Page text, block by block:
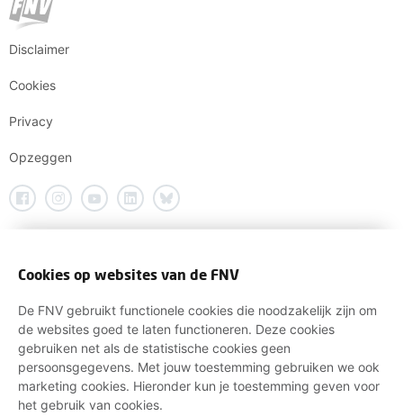
Disclaimer
Cookies
Privacy
Opzeggen
Cookies op websites van de FNV
De FNV gebruikt functionele cookies die noodzakelijk zijn om
de websites goed te laten functioneren. Deze cookies
gebruiken net als de statistische cookies geen
persoonsgegevens. Met jouw toestemming gebruiken we ook
marketing cookies. Hieronder kun je toestemming geven voor
het gebruik van cookies.